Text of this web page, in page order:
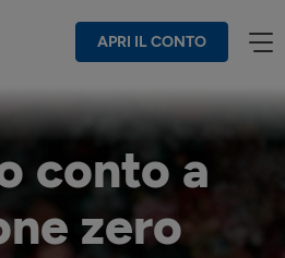
APRI IL CONTO
conto a
zero